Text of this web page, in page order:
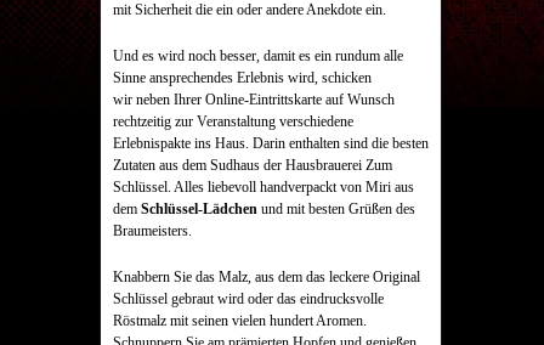
mit Sicherheit die ein oder andere Anekdote ein.
Und es wird noch besser, damit es ein rundum alle
Sinne ansprechendes Erlebnis wird, schicken
wir neben Ihrer Online-Eintrittskarte auf Wunsch
rechtzeitig zur Veranstaltung verschiedene
Erlebnispakte ins Haus. Darin enthalten sind die besten
Zutaten aus dem Sudhaus der Hausbrauerei Zum
Schlüssel. Alles liebevoll handverpackt von Miri aus
dem Schlüssel-Lädchen und mit besten Grüßen des
Braumeisters.
Knabbern Sie das Malz, aus dem das leckere Original
Schlüssel gebraut wird oder das eindrucksvolle
Röstmalz mit seinen vielen hundert Aromen.